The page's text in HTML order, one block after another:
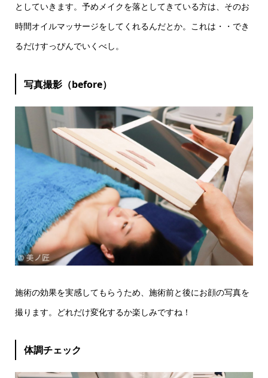
としていきます。予めメイクを落としてきている方は、そのお
時間オイルマッサージをしてくれるんだとか。これは・・でき
るだけすっぴんでいくべし。
写真撮影（before）
施術の効果を実感してもらうため、施術前と後にお顔の写真を
撮ります。どれだけ変化するか楽しみですね！
体調チェック